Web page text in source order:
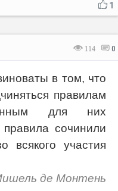
1
114 0
в том, что
правилам
для них
сочинили
всякого участия
де Монтень